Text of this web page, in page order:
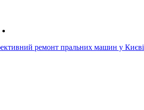
ремонт пральних машин у Києві